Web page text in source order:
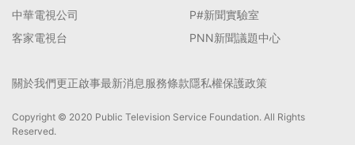
中華電視公司
客家電視台
P#新聞實驗室
PNN新聞議題中心
關於我們更正啟事最新消息服務條款隱私權保護政策
Copyright © 2020 Public Television Service Foundation. All Rights
Reserved.